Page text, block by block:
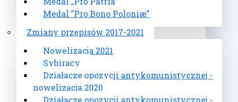
Medal "Pro Bono Poloniæ"
Zmiany przepisów 2017-2021
Nowelizacja 2021
Sybiracy
Działacze opozycji antykomunistycznej -
nowelizacja 2020
Działacze opozycji antykomunistycznej -